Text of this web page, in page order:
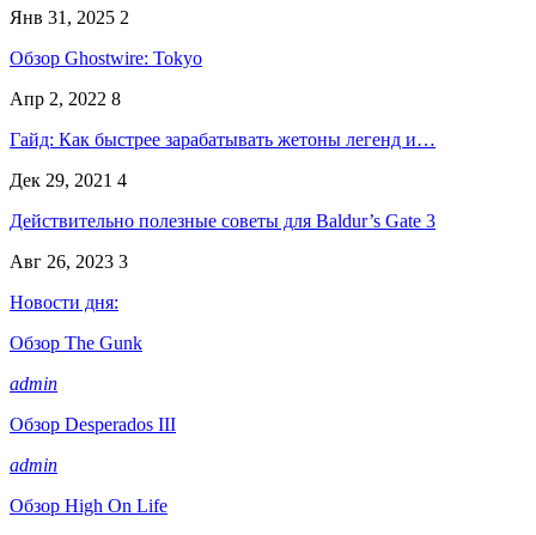
Янв 31, 2025 2
Обзор Ghostwire: Tokyo
Апр 2, 2022 8
Гайд: Как быстрее зарабатывать жетоны легенд и…
Дек 29, 2021 4
Действительно полезные советы для Baldur’s Gate 3
Авг 26, 2023 3
Новости дня:
Обзор The Gunk
admin
Обзор Desperados III
admin
Обзор High On Life